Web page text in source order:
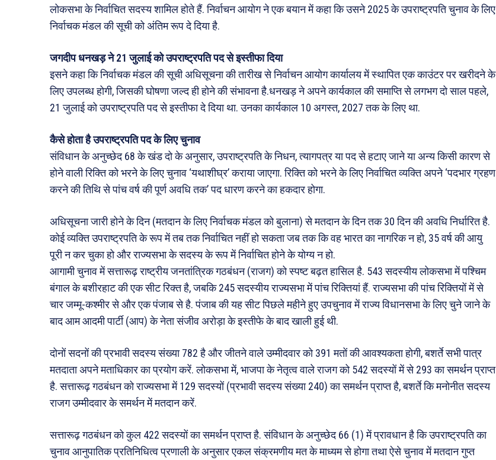
लोकसभा के निर्वाचित सदस्य शामिल होते हैं. निर्वाचन आयोग ने एक बयान में कहा कि उसने 2025 के उपराष्ट्रपति चुनाव के लिए
निर्वाचक मंडल की सूची को अंतिम रूप दे दिया है.
जगदीप धनखड़ ने 21 जुलाई को उपराष्ट्रपति पद से इस्तीफा दिया
इसने कहा कि निर्वाचक मंडल की सूची अधिसूचना की तारीख से निर्वाचन आयोग कार्यालय में स्थापित एक काउंटर पर खरीदने के
लिए उपलब्ध होगी, जिसकी घोषणा जल्द ही होने की संभावना है.धनखड़ ने अपने कार्यकाल की समाप्ति से लगभग दो साल पहले,
21 जुलाई को उपराष्ट्रपति पद से इस्तीफा दे दिया था. उनका कार्यकाल 10 अगस्त, 2027 तक के लिए था.
कैसे होता है उपराष्ट्रपति पद के लिए चुनाव
संविधान के अनुच्छेद 68 के खंड दो के अनुसार, उपराष्ट्रपति के निधन, त्यागपत्र या पद से हटाए जाने या अन्य किसी कारण से
होने वाली रिक्ति को भरने के लिए चुनाव ‘यथाशीघ्र’ कराया जाएगा. रिक्ति को भरने के लिए निर्वाचित व्यक्ति अपने ‘पदभार ग्रहण
करने की तिथि से पांच वर्ष की पूर्ण अवधि तक’ पद धारण करने का हकदार होगा.
अधिसूचना जारी होने के दिन (मतदान के लिए निर्वाचक मंडल को बुलाना) से मतदान के दिन तक 30 दिन की अवधि निर्धारित है.
कोई व्यक्ति उपराष्ट्रपति के रूप में तब तक निर्वाचित नहीं हो सकता जब तक कि वह भारत का नागरिक न हो, 35 वर्ष की आयु
पूरी न कर चुका हो और राज्यसभा के सदस्य के रूप में निर्वाचित होने के योग्य न हो.
आगामी चुनाव में सत्तारूढ़ राष्ट्रीय जनतांत्रिक गठबंधन (राजग) को स्पष्ट बढ़त हासिल है. 543 सदस्यीय लोकसभा में पश्चिम
बंगाल के बशीरहाट की एक सीट रिक्त है, जबकि 245 सदस्यीय राज्यसभा में पांच रिक्तियां हैं. राज्यसभा की पांच रिक्तियों में से
चार जम्मू-कश्मीर से और एक पंजाब से है. पंजाब की यह सीट पिछले महीने हुए उपचुनाव में राज्य विधानसभा के लिए चुने जाने के
बाद आम आदमी पार्टी (आप) के नेता संजीव अरोड़ा के इस्तीफे के बाद खाली हुई थी.
दोनों सदनों की प्रभावी सदस्य संख्या 782 है और जीतने वाले उम्मीदवार को 391 मतों की आवश्यकता होगी, बशर्ते सभी पात्र
मतदाता अपने मताधिकार का प्रयोग करें. लोकसभा में, भाजपा के नेतृत्व वाले राजग को 542 सदस्यों में से 293 का समर्थन प्राप्त
है. सत्तारूढ़ गठबंधन को राज्यसभा में 129 सदस्यों (प्रभावी सदस्य संख्या 240) का समर्थन प्राप्त है, बशर्ते कि मनोनीत सदस्य
राजग उम्मीदवार के समर्थन में मतदान करें.
सत्तारूढ़ गठबंधन को कुल 422 सदस्यों का समर्थन प्राप्त है. संविधान के अनुच्छेद 66 (1) में प्रावधान है कि उपराष्ट्रपति का
चुनाव आनुपातिक प्रतिनिधित्व प्रणाली के अनुसार एकल संक्रमणीय मत के माध्यम से होगा तथा ऐसे चुनाव में मतदान गुप्त